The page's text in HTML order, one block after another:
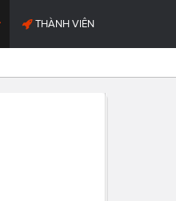
THÀNH VIÊN